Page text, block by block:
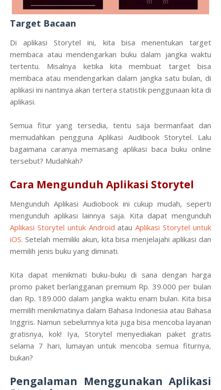
Target Bacaan
Di aplikasi Storytel ini, kita bisa menentukan target
membaca atau mendengarkan buku dalam jangka waktu
tertentu. Misalnya ketika kita membuat target bisa
membaca atau mendengarkan dalam jangka satu bulan, di
aplikasi ini nantinya akan tertera statistik penggunaan kita di
aplikasi.
Semua fitur yang tersedia, tentu saja bermanfaat dan
memudahkan pengguna Aplikasi Audibook Storytel. Lalu
bagaimana caranya memasang aplikasi baca buku online
tersebut? Mudahkah?
Cara Mengunduh Aplikasi Storytel
Mengunduh Aplikasi Audiobook ini cukup mudah, seperti
mengunduh aplikasi lainnya saja. Kita dapat mengunduh
Aplikasi Storytel untuk Android atauAplikasi Storytel untuk
iOS. Setelah memiliki akun, kita bisa menjelajahi aplikasi dan
memilih jenis buku yang diminati.
Kita dapat menikmati buku-buku di sana dengan harga
promo paket berlangganan premium Rp. 39.000 per bulan
dan Rp. 189.000 dalam jangka waktu enam bulan. Kita bisa
memilih menikmatinya dalam Bahasa Indonesia atau Bahasa
Inggris. Namun sebelumnya kita juga bisa mencoba layanan
gratisnya, kok! Iya, Storytel menyediakan paket gratis
selama 7 hari, lumayan untuk mencoba semua fiturnya,
bukan?
Pengalaman Menggunakan Aplikasi